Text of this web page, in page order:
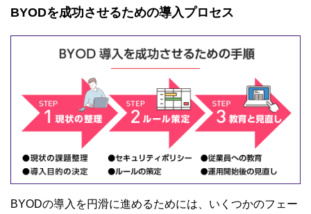
BYODを成功させるための導入プロセス
BYODの導入を円滑に進めるためには、いくつかのフェー